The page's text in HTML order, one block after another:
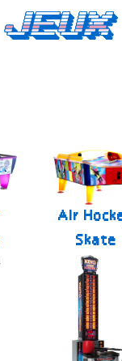
Air
Skate